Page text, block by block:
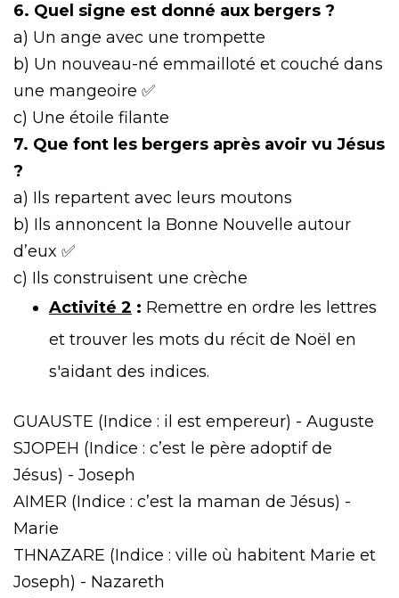
6. Quel signe est donné aux bergers ?
a) Un ange avec une trompette
b) Un nouveau-né emmailloté et couché dans
une mangeoire ✅
c) Une étoile filante
7. Que font les bergers après avoir vu Jésus
?
a) Ils repartent avec leurs moutons
b) Ils annoncent la Bonne Nouvelle autour
d’eux ✅
c) Ils construisent une crèche
Activité 2 : Remettre en ordre les lettres
et trouver les mots du récit de Noël en
s'aidant des indices.
GUAUSTE (Indice : il est empereur) - Auguste
SJOPEH (Indice : c’est le père adoptif de
Jésus) - Joseph
AIMER (Indice : c’est la maman de Jésus) -
Marie
THNAZARE (Indice : ville où habitent Marie et
Joseph) - Nazareth